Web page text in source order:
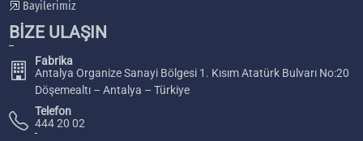
Bayilerimiz
BİZE ULAŞIN
Fabrika
Antalya Organize Sanayi Bölgesi 1. Kısım Atatürk Bulvarı No:20
Döşemealtı – Antalya – Türkiye
Telefon
444 20 02